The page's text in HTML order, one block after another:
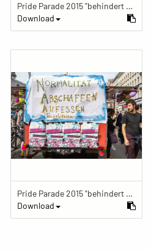
Pride Parade 2015 "behindert und verrückt feiern"
Download
Pride Parade 2015 "behindert und verrückt feiern"
Download